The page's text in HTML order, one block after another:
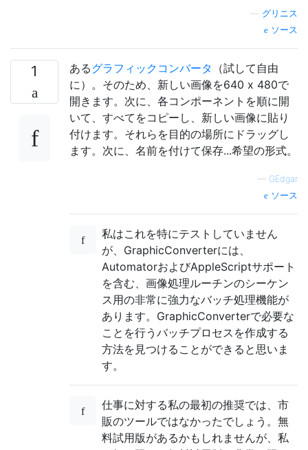
グリニス
ソース
1 あるグラフィックコンバータ （試して自由
に）。そのため、新しい画像を640 x 480で
開きます。次に、各コンポーネントを順に開
いて、すべてをコピーし、新しい画像に貼り
付けます。それらを目的の場所にドラッグし
ます。次に、名前を付けて保存...希望の形式。
— GEdgar
ソース
私はこれを特にテストしていません
が、GraphicConverterには、
AutomatorおよびAppleScriptサポート
を含む、画像処理ルーチンのシーケン
ス用の非常に強力なバッチ処理機能が
あります。GraphicConverterで必要な
ことを行うバッチプロセスを作成する
方法を見つけることができると思いま
す。
仕事に対する私の最初の推奨では、市
販のツールではなかったでしょう。無
料試用版があるかもしれませんが、私